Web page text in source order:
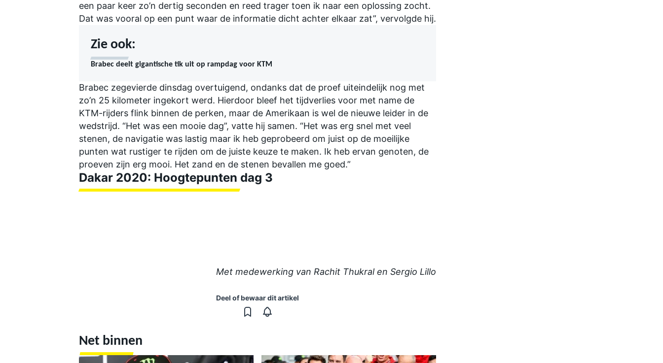
een paar keer zo’n dertig seconden en reed trager toen ik naar een oplossing zocht.
Dat was vooral op een punt waar de informatie dicht achter elkaar zat”, vervolgde hij.
Zie ook:
Brabec deelt gigantische tik uit op rampdag voor KTM
Brabec zegevierde dinsdag overtuigend, ondanks dat de proef uiteindelijk nog met
zo’n 25 kilometer ingekort werd. Hierdoor bleef het tijdverlies voor met name de
KTM-rijders flink binnen de perken, maar de Amerikaan is wel de nieuwe leider in de
wedstrijd. “Het was een mooie dag”, vatte hij samen. “Het was erg snel met veel
stenen, de navigatie was lastig maar ik heb geprobeerd om juist op de moeilijke
punten wat rustiger te rijden om de juiste keuze te maken. Ik heb ervan genoten, de
proeven zijn erg mooi. Het zand en de stenen bevallen me goed.”
Dakar 2020: Hoogtepunten dag 3
Met medewerking van Rachit Thukral en Sergio Lillo
Deel of bewaar dit artikel
Net binnen